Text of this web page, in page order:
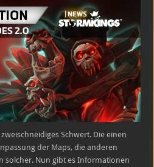
Schwert. Die einen
der Maps, die anderen
solcher. Nun gibt es Informationen